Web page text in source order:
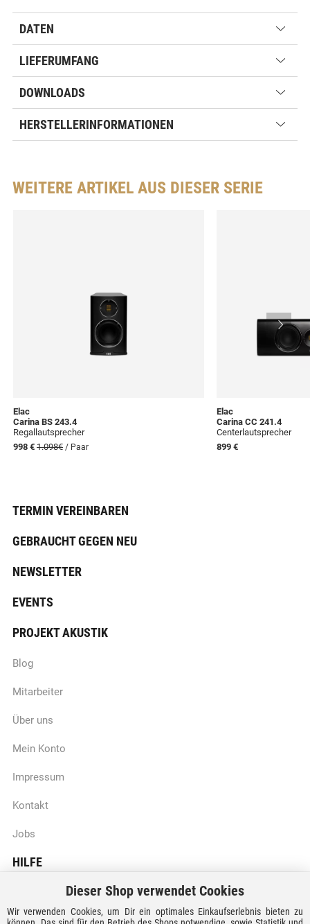
DATEN
LIEFERUMFANG
DOWNLOADS
HERSTELLERINFORMATIONEN
WEITERE ARTIKEL AUS DIESER SERIE
Elac
Carina BS 243.4
Regallautsprecher
998 € 1.098€ / Paar
Elac
Carina CC 241.4
Centerlautsprecher
899 €
TERMIN VEREINBAREN
GEBRAUCHT GEGEN NEU
NEWSLETTER
EVENTS
PROJEKT AKUSTIK
Blog
Mitarbeiter
Über uns
Mein Konto
Impressum
Kontakt
Jobs
HILFE
Batteriegesetzhinweise
Vertrag widerrufen
Dieser Shop verwendet Cookies
Wir verwenden Cookies, um Dir ein optimales Einkaufserlebnis bieten zu